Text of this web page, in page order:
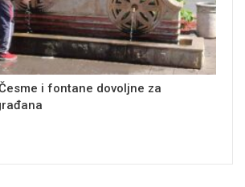
Česme i fontane dovoljne za